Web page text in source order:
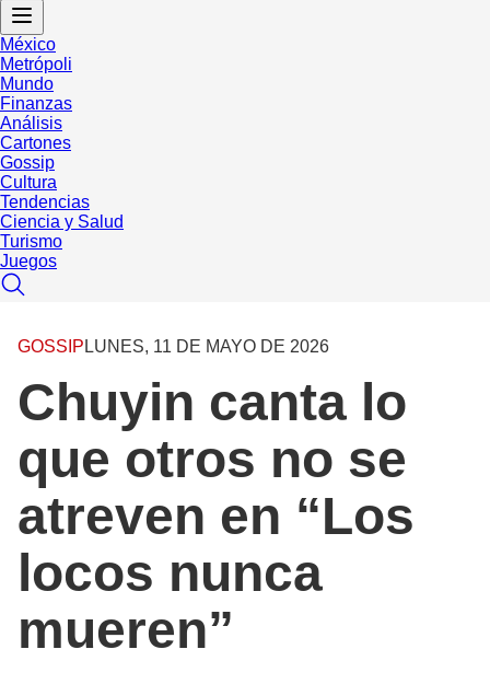
México
Metrópoli
Mundo
Finanzas
Análisis
Cartones
Gossip
Cultura
Tendencias
Ciencia y Salud
Turismo
Juegos
GOSSIP LUNES, 11 DE MAYO DE 2026
Chuyin canta lo
que otros no se
atreven en “Los
locos nunca
mueren”